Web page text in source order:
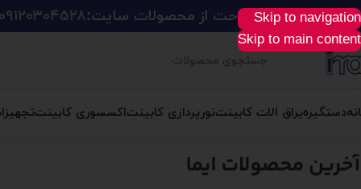
Skip to navigation
Skip to main content
آسان، سریع و راحت از محصولات سایت:۰۹۱۲۰۳۰۴۵۲۸
دستگیرهیراق الات کابینتنورپردازی کابینتاکسسوری کابینت